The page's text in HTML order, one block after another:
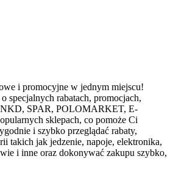
i promocyjne w jednym miejscu!
specjalnych rabatach, promocjach,
SPAR, POLOMARKET, E-
sklepach, co pomoże Ci
i szybko przeglądać rabaty,
takich jak jedzenie, napoje, elektronika,
i inne oraz dokonywać zakupu szybko,